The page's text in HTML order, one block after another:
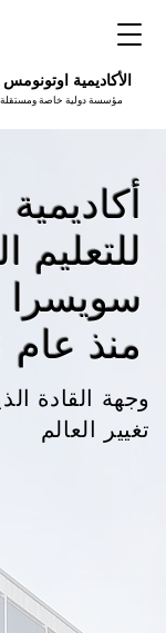
الأكاديمية
مؤسسة دولية خاصة ومستقلة،
للتعليم
سويسرا
منذ عام 2013
وجهة القادة
تغيير العالم